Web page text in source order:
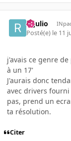
rejulio
Posté(e) le 11
j'avais ce genre
à un 17'
J'aurais donc
avec drivers
pas, prend un
ta résolution.
Citer